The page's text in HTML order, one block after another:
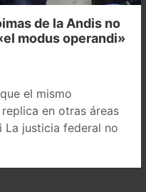
de la Andis no
modus operandi»
el mismo
en otras áreas
La justicia federal no